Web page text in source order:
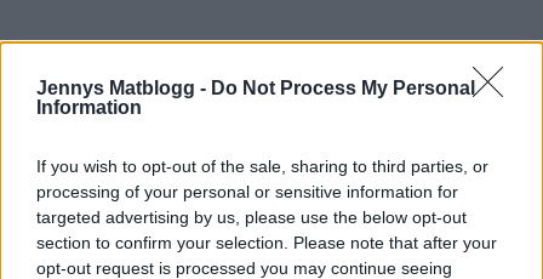
Jennys Matblogg - Do Not Process My Personal
Information
If you wish to opt-out of the sale, sharing to third parties, or
processing of your personal or sensitive information for
targeted advertising by us, please use the below opt-out
section to confirm your selection. Please note that after your
opt-out request is processed you may continue seeing